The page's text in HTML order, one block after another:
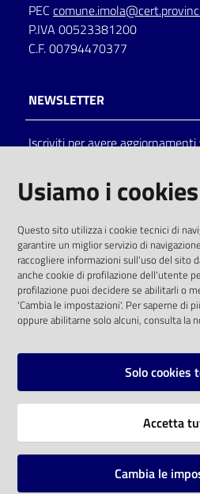
on line
Eventi
Chiedi al
bibliotecario
Avvisi
PEC
P.IVA 00523381200
C.F. 00794470377
NEWSLETTER
Iscriviti per avere
solo alle condizioni previste
comunitaria 2003/98/CE e dal
SOCIAL
Instagram
Vai alla pagina
Usiamo i cookies
Questo sito utilizza i cookie tecnici di
garantire un miglior servizio di
raccogliere informazioni sull'uso del sito
anche cookie di profilazione dell'utente
profilazione puoi decidere se abilitarli o
'Cambia le impostazioni'. Per saperne di
oppure abilitarne solo alcuni, consulta la
Solo cookies
Accetta
Cambia le